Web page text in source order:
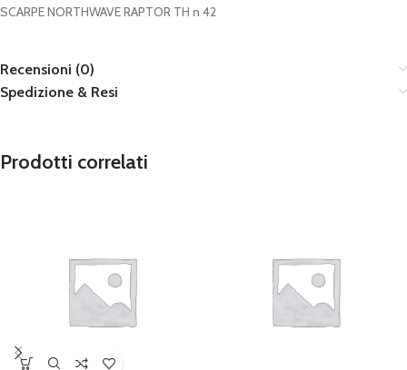
SCARPE NORTHWAVE RAPTOR TH n 42
Recensioni (0)
Spedizione & Resi
Prodotti correlati